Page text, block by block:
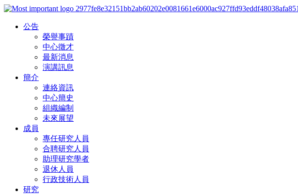
公告
榮譽事蹟
中心徵才
最新消息
演講訊息
簡介
連絡資訊
中心簡史
組織編制
未來展望
成員
專任研究人員
合聘研究人員
助理研究學者
退休人員
行政技術人員
研究